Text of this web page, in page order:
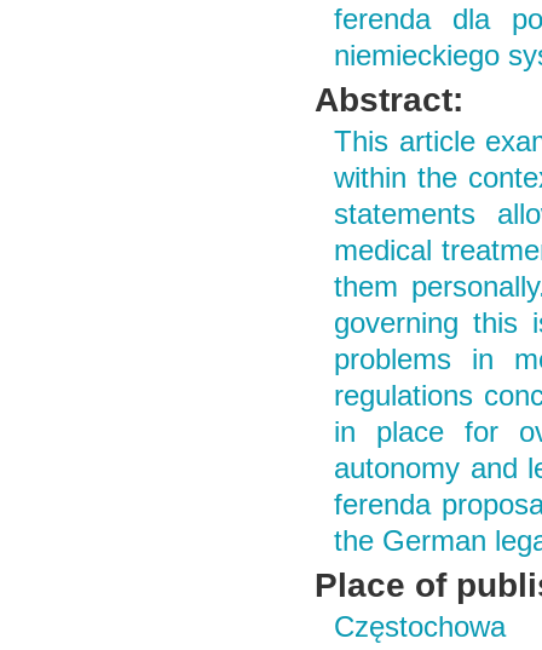
ferenda dla
niemieckiego
Abstract:
This article
within the
statements
medical
them
governing this
problems in
regulations
in place for
autonomy and
ferenda
the German
Place of
Częstochowa